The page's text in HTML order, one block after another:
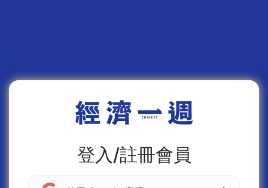
登入/註冊會員